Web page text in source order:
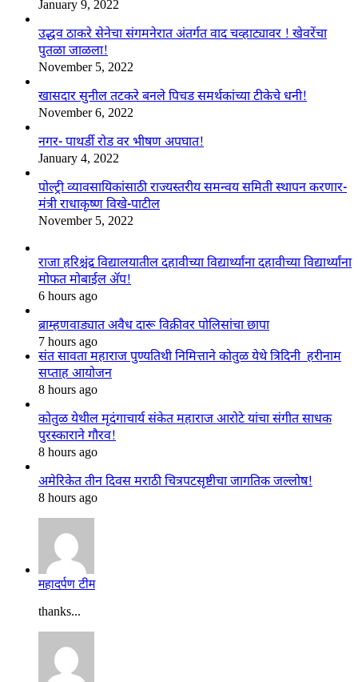
January 9, 2022
उद्धव ठाकरे सेनेचा संगमनेरात अंतर्गत वाद चव्हाट्यावर ! खेवरेंचा
पुतळा जाळला!
November 5, 2022
खासदार सुनील तटकरे बनले पिचड समर्थकांच्या टीकेचे धनी!
November 6, 2022
नगर- पाथर्डी रोड वर भीषण अपघात!
January 4, 2022
पोल्ट्री व्यावसायिकांसाठी राज्यस्तरीय समन्वय समिती स्थापन करणार-
मंत्री राधाकृष्ण विखे-पाटील
November 5, 2022
राजा हरिश्चंद्र विद्यालयातील दहावीच्या विद्यार्थ्यांना दहावीच्या विद्यार्थ्यांना
मोफत मोबाईल ॲप!
6 hours ago
ब्राम्हणवाड्यात अवैध दारू विक्रीवर पोलिसांचा छापा
7 hours ago
संत सावता महाराज पुण्यतिथी निमित्ताने कोतुळ येथे त्रिदिनी हरीनाम
सप्ताह आयोजन
8 hours ago
कोतुळ येथील मृदंगाचार्य संकेत महाराज आरोटे यांचा संगीत साधक
पुरस्काराने गौरव!
8 hours ago
अमेरिकेत तीन दिवस मराठी चित्रपटसृष्टीचा जागतिक जल्लोष!
8 hours ago
महादर्पण टीम
thanks...